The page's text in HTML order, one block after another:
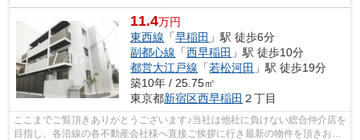
11.4万円
東西線 「早稲田 」駅 徒歩6分
副都心線 「西早稲田 」駅 徒歩10分
都営大江戸線 「若松河田 」駅 徒歩19分
築10年 / 25.75㎡
東京都新宿区西早稲田 ２丁目
ここまでご覧頂きありがとうございます♪当社は他社に負けない総合仲介店を
目指し、各沿線の各不動産会社様へ直接ご挨拶に行き最新の物件を頂きお客